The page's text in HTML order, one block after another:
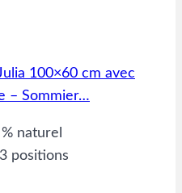
100×60 cm avec
– Sommier…
naturel
positions